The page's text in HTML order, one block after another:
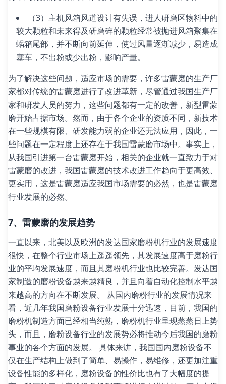
（3）主机风箱风道设计有失误，进人研磨区物料中的
较大颗粒和未来得及研磨碎的颗粒经常被抛进风箱聚集在
蜗箱尾部，并不断向前延伸，使过风量逐渐减少，易造成
塞车，不出粉或少出粉，影响产量。
为了解决这些问题，适应市场的需要，许多雷蒙磨的生产厂
家都对传统的雷蒙磨进行了改进革新，尽管通过我国生产厂
家和研发人员的努力，这些问题都有一定的改善，新型雷蒙
磨开始占据市场。然而，由于各个企业的资质不同，新技术
在一些规模有限、研发能力弱的企业还无法应用，因此，一
些问题在一定程度上还存在于我国雷蒙磨市场中。事实上，
从我国引进第一台雷蒙磨开始，相关的企业就一直致力于对
雷蒙磨的改进，我国雷蒙磨的技术改进工作趋向于更高效、
更实用，这是雷蒙磨适应我国市场需要的必然，也是雷蒙磨
行业发展的必然。
7、雷蒙磨的发展趋势
一直以来，北美以及欧洲的发达国家磨粉机行业的发展速度
很快，在整个行业市场上遥遥领先，其发展速度高于磨粉行
业的平均发展速度，而且其磨粉机行业也比较完善。发达国
家制造的磨粉设备越来越精良，并且向着自动化控制水平越
来越高的方向在不断发展。 从国内磨粉行业的发展情况来
看，近几年我国磨粉设备行业发展十分迅速，目前，我国的
磨粉机制造方面已经相当纯熟，磨粉机行业呈现蒸蒸日上势
头，而且，磨粉设备行业的发展势必将推动今后我国的磨粉
事业的各个方面的发展。 具体来讲，我国国内磨粉设备不
仅在生产结构上做到了简单、易操作，易维修，还更加注重
设备性能的多样化，磨粉设备的性价比也有了大幅度的提